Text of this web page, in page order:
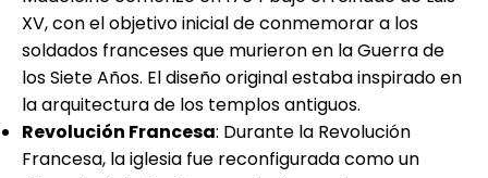
XV, con el objetivo inicial de conmemorar a los
soldados franceses que murieron en la Guerra de
los Siete Años. El diseño original estaba inspirado en
la arquitectura de los templos antiguos.
Revolución Francesa: Durante la Revolución
Francesa, la iglesia fue reconfigurada como un